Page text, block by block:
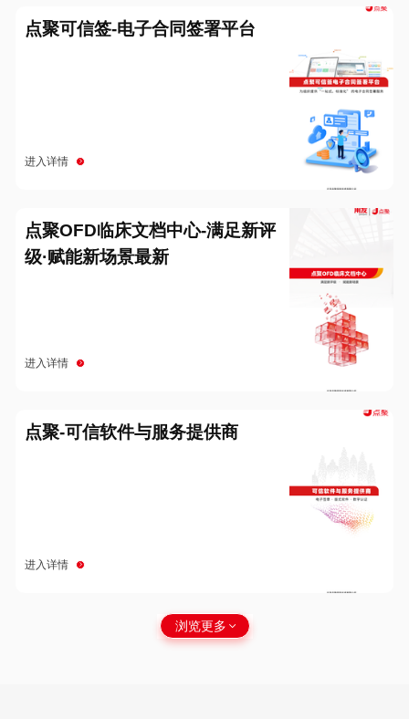
点聚可信签-电子合同签署平台
进入详情
点聚OFD临床文档中心-满足新评
级·赋能新场景最新
进入详情
点聚-可信软件与服务提供商
进入详情
浏览更多